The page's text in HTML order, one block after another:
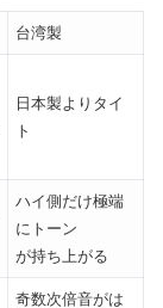
台湾製
日本製よりタイ
ト
ハイ側だけ極端
にトーン
が持ち上がる
奇数次倍音がは